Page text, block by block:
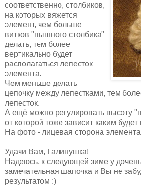
соответственно, столбиков,
на которых вяжется
элемент, чем больше
витков "пышного столбика"
делать, тем более
вертикально будет
располагаться лепесток
элемента.
Чем меньше делать
цепочку между лепестками, тем
лепесток.
А ещё можно регулировать высоту
от которой тоже зависит каким будет
На фото - лицевая сторона
Удачи Вам, Галинушка!
Надеюсь, к следующей зиме у
замечательная шапочка и Вы не
результатом :)